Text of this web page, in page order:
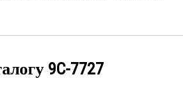
9C-7727